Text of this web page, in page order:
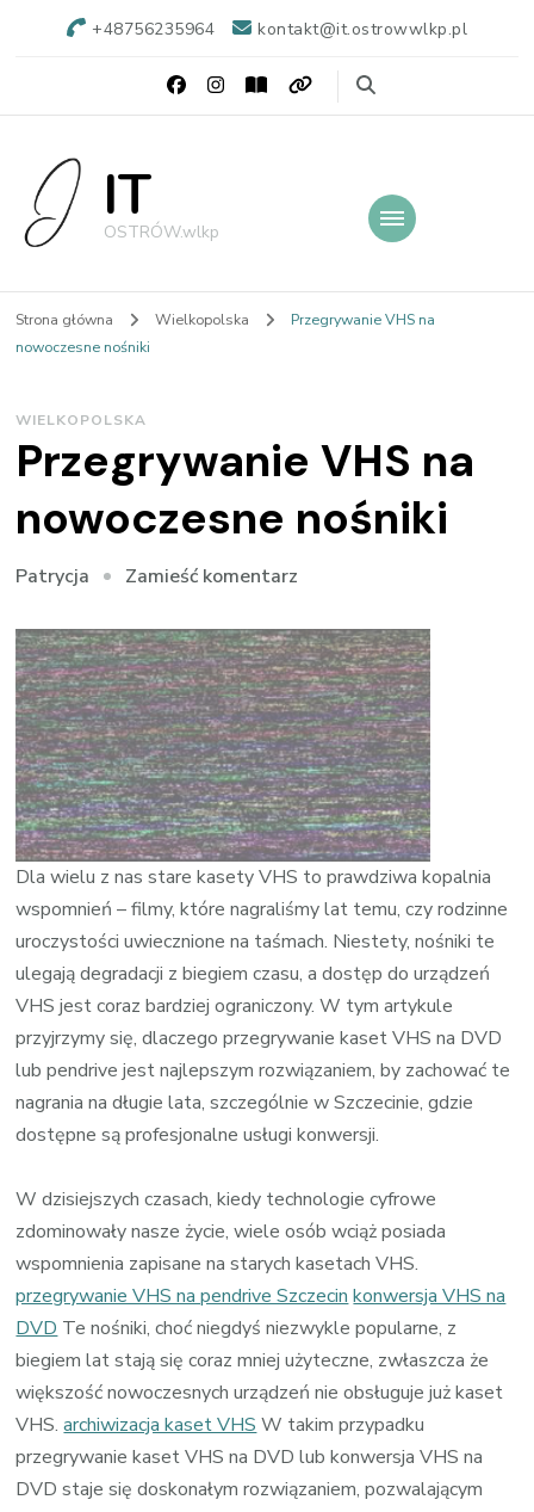
+48756235964 kontakt@it.ostrowwlkp.pl
IT
OSTRÓW.wlkp
Strona główna Wielkopolska
Przegrywanie VHS na
nowoczesne nośniki
WIELKOPOLSKA
Przegrywanie VHS na
nowoczesne nośniki
Patrycja Zamieść komentarz
Przegrywanie
VHS
na
nowoczesne
nośniki
Dla wielu z nas stare kasety VHS to prawdziwa kopalnia
wspomnień – filmy, które nagraliśmy lat temu, czy rodzinne
uroczystości uwiecznione na taśmach. Niestety, nośniki te
ulegają degradacji z biegiem czasu, a dostęp do urządzeń
VHS jest coraz bardziej ograniczony. W tym artykule
przyjrzymy się, dlaczego przegrywanie kaset VHS na DVD
lub pendrive jest najlepszym rozwiązaniem, by zachować te
nagrania na długie lata, szczególnie w Szczecinie, gdzie
dostępne są profesjonalne usługi konwersji.
W dzisiejszych czasach, kiedy technologie cyfrowe
zdominowały nasze życie, wiele osób wciąż posiada
wspomnienia zapisane na starych kasetach VHS.
przegrywanie VHS na pendrive Szczecin konwersja VHS na
DVD Te nośniki, choć niegdyś niezwykle popularne, z
biegiem lat stają się coraz mniej użyteczne, zwłaszcza że
większość nowoczesnych urządzeń nie obsługuje już kaset
VHS.archiwizacja kaset VHS W takim przypadku
przegrywanie kaset VHS na DVD lub konwersja VHS na
DVD staje się doskonałym rozwiązaniem, pozwalającym